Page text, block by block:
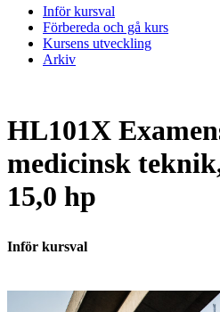
Inför kursval
Förbereda och gå kurs
Kursens utveckling
Arkiv
HL101X
medicinsk
15,0 hp
Inför kursval